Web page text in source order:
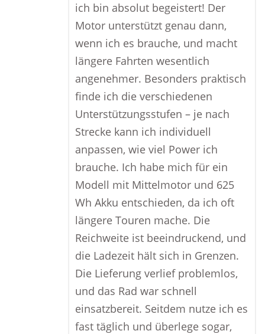
ich bin absolut begeistert! Der
Motor unterstützt genau dann,
wenn ich es brauche, und macht
längere Fahrten wesentlich
angenehmer. Besonders praktisch
finde ich die verschiedenen
Unterstützungsstufen – je nach
Strecke kann ich individuell
anpassen, wie viel Power ich
brauche. Ich habe mich für ein
Modell mit Mittelmotor und 625
Wh Akku entschieden, da ich oft
längere Touren mache. Die
Reichweite ist beeindruckend, und
die Ladezeit hält sich in Grenzen.
Die Lieferung verlief problemlos,
und das Rad war schnell
einsatzbereit. Seitdem nutze ich es
fast täglich und überlege sogar,